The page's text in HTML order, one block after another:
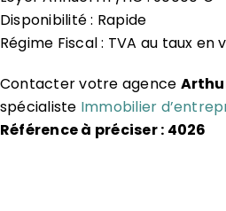
Disponibilité : Rapide
Régime Fiscal : TVA au taux en
Contacter votre agence
spécialiste Immobilier
Référence à préciser : 4026